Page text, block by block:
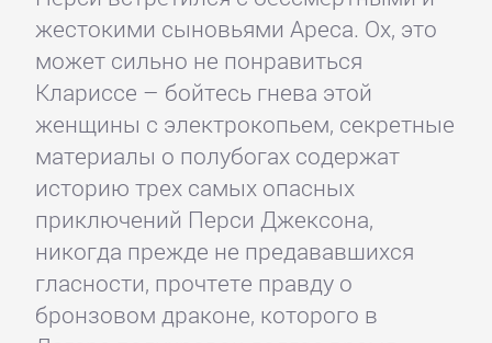
жестокими сыновьями Ареса. Ох, это
может сильно не понравиться
Клариссе – бойтесь гнева этой
женщины с электрокопьем, секретные
материалы о полубогах содержат
историю трех самых опасных
приключений Перси Джексона,
никогда прежде не предававшихся
гласности, прочтете правду о
бронзовом драконе, которого в